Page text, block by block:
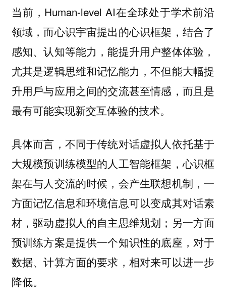
当前，Human-level AI在全球处于学术前沿
领域，而心识宇宙提出的心识框架，结合了
感知、认知等能力，能提升用户整体体验，
尤其是逻辑思维和记忆能力，不但能大幅提
升用戶与应用之间的交流甚至情感，而且是
最有可能实现新交互体验的技术。
具体而言，不同于传统对话虚拟人依托基于
大规模预训练模型的人工智能框架，心识框
架在与人交流的时候，会产生联想机制，一
方面记忆信息和环境信息可以变成其对话素
材，驱动虚拟人的自主思维规划；另一方面
预训练方案是提供一个知识性的底座，对于
数据、计算方面的要求，相对来可以进一步
降低。